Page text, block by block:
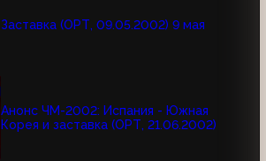
Заставка (ОРТ, 09.05.2002) 9 мая
Анонс ЧМ-2002: Испания - Южная
Корея и заставка (ОРТ, 21.06.2002)